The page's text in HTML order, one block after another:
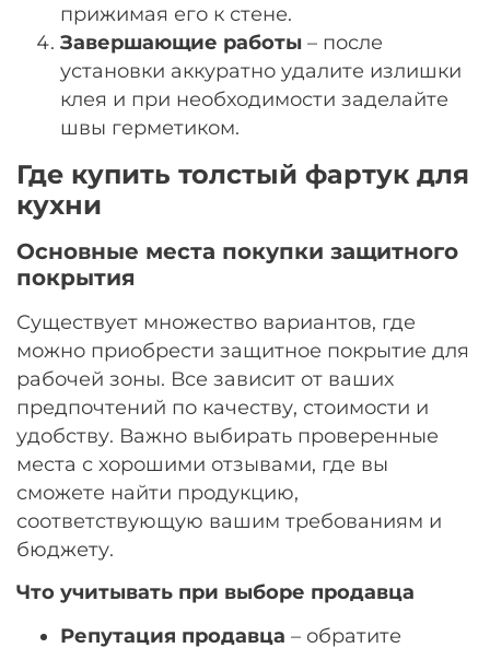
прижимая его к стене.
Завершающие работы – после
установки аккуратно удалите излишки
клея и при необходимости заделайте
швы герметиком.
Где купить толстый фартук для
кухни
Основные места покупки защитного
покрытия
Существует множество вариантов, где
можно приобрести защитное покрытие для
рабочей зоны. Все зависит от ваших
предпочтений по качеству, стоимости и
удобству. Важно выбирать проверенные
места с хорошими отзывами, где вы
сможете найти продукцию,
соответствующую вашим требованиям и
бюджету.
Что учитывать при выборе продавца
Репутация продавца – обратите